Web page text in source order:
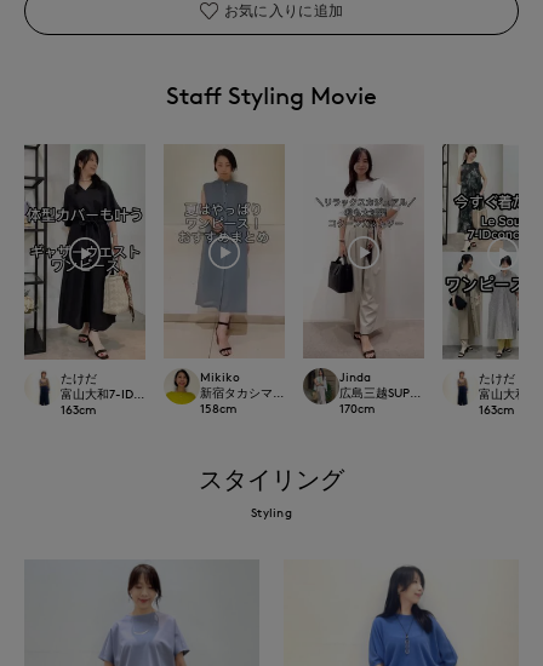
お気に入りに追加
Staff Styling Movie
たけだ
富山大和7-IDconcept.
163cm
Mikiko
新宿タカシマヤSUPERIOR CLOSET
158cm
Jinda
広島三越SUPERIORCLOSET
170cm
たけだ
富山大和
163cm
スタイリング
Styling